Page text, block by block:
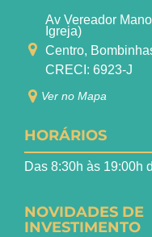
Av Vereador
Igreja)
Centro,
CRECI: 6923-J
Ver no Mapa
HORÁRIOS
Das 8:30h às 19:00h
NOVIDADES DE
INVESTIMENTO